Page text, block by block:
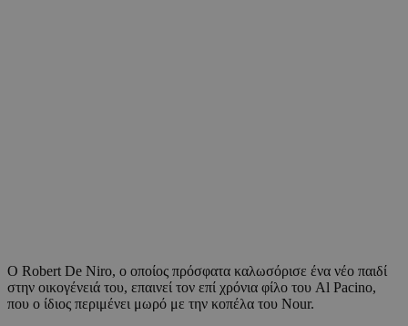
Ο Robert De Niro, ο οποίος πρόσφατα καλωσόρισε ένα νέο παιδί
στην οικογένειά του, επαινεί τον επί χρόνια φίλο του Al Pacino,
που ο ίδιος περιμένει μωρό με την κοπέλα του Nour.